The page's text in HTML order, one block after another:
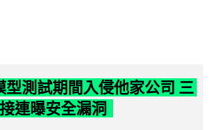
測試期間入侵他家公司 三
連曝安全漏洞